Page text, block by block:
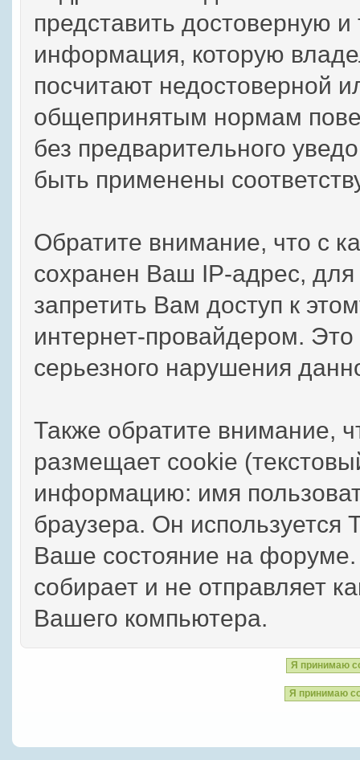
представить достоверную
информация, которую
посчитают недостоверной
общепринятым нормам
без предварительного
быть применены
Обратите внимание, что с
сохранен Ваш IP-адрес,
запретить Вам доступ к
интернет-провайдером.
серьезного нарушения
Также обратите внимание,
размещает cookie
информацию: имя
браузера. Он
Ваше состояние на
собирает и не отправляет
Вашего компьютера.